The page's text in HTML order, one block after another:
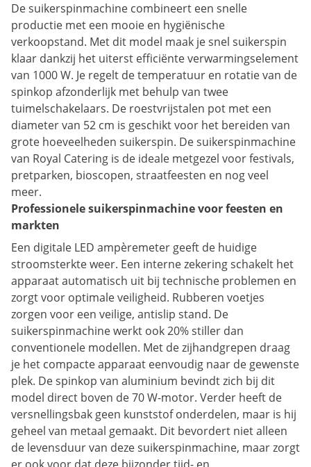
De suikerspinmachine combineert een snelle
productie met een mooie en hygiënische
verkoopstand. Met dit model maak je snel suikerspin
klaar dankzij het uiterst efficiënte verwarmingselement
van 1000 W. Je regelt de temperatuur en rotatie van de
spinkop afzonderlijk met behulp van twee
tuimelschakelaars. De roestvrijstalen pot met een
diameter van 52 cm is geschikt voor het bereiden van
grote hoeveelheden suikerspin. De suikerspinmachine
van Royal Catering is de ideale metgezel voor festivals,
pretparken, bioscopen, straatfeesten en nog veel
meer.
Professionele suikerspinmachine voor feesten en
markten
Een digitale LED ampèremeter geeft de huidige
stroomsterkte weer. Een interne zekering schakelt het
apparaat automatisch uit bij technische problemen en
zorgt voor optimale veiligheid. Rubberen voetjes
zorgen voor een veilige, antislip stand. De
suikerspinmachine werkt ook 20% stiller dan
conventionele modellen. Met de zijhandgrepen draag
je het compacte apparaat eenvoudig naar de gewenste
plek. De spinkop van aluminium bevindt zich bij dit
model direct boven de 70 W-motor. Verder heeft de
versnellingsbak geen kunststof onderdelen, maar is hij
geheel van metaal gemaakt. Dit bevordert niet alleen
de levensduur van deze suikerspinmachine, maar zorgt